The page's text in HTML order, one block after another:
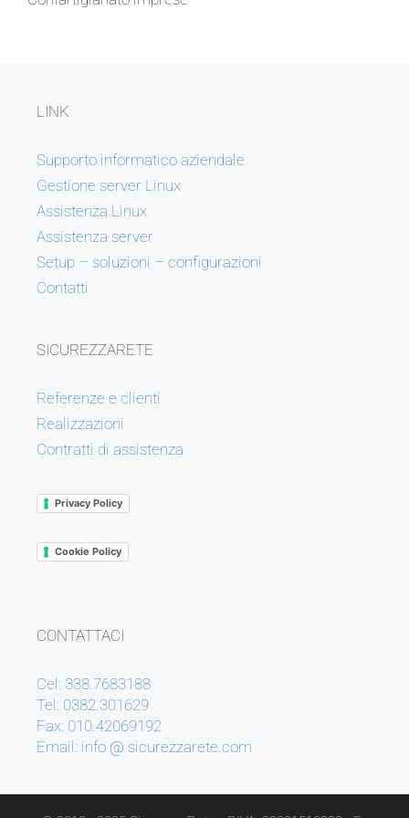
LINK
Supporto informatico aziendale
Gestione server Linux
Assistenza Linux
Assistenza server
Setup – soluzioni – configurazioni
Contatti
SICUREZZARETE
Referenze e clienti
Realizzazioni
Contratti di assistenza
Privacy Policy
Cookie Policy
CONTATTACI
Cel: 338.7683188
Tel: 0382.301629
Fax: 010.42069192
Email: info @ sicurezzarete.com